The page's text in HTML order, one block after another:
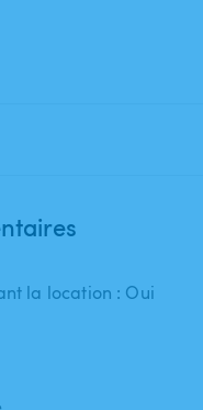
la location : Oui